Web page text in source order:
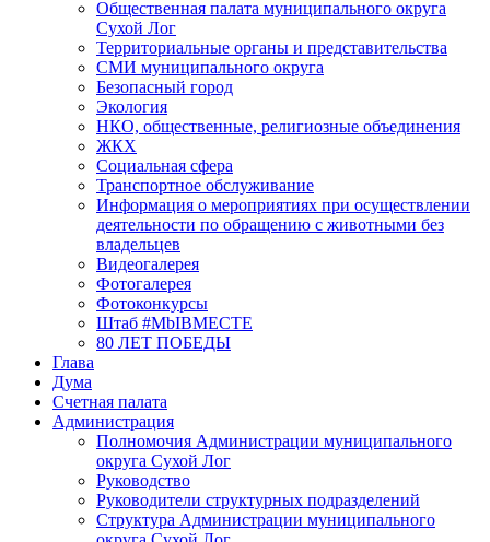
Общественная палата муниципального округа
Сухой Лог
Территориальные органы и представительства
СМИ муниципального округа
Безопасный город
Экология
НКО, общественные, религиозные объединения
ЖКХ
Социальная сфера
Транспортное обслуживание
Информация о мероприятиях при осуществлении
деятельности по обращению с животными без
владельцев
Видеогалерея
Фотогалерея
Фотоконкурсы
Штаб #MbIBMECTE
80 ЛЕТ ПОБЕДЫ
Глава
Дума
Счетная палата
Администрация
Полномочия Администрации муниципального
округа Сухой Лог
Руководство
Руководители структурных подразделений
Структура Администрации муниципального